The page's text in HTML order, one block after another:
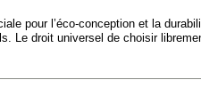
pour l’éco-conception et la
Le droit universel de choisir